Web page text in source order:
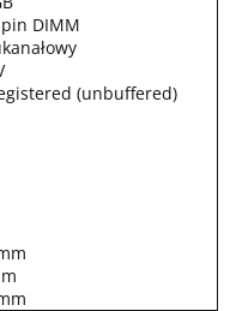
DIMM
(unbuffered)